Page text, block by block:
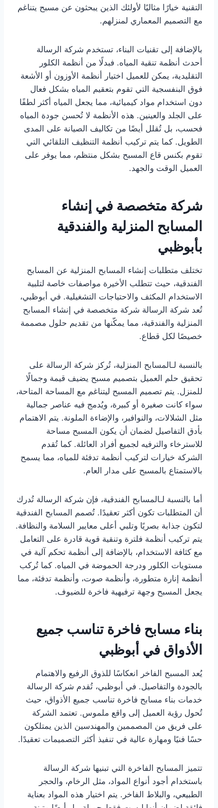
التقنية خيارًا مثاليًا لأولئك الذين يبحثون عن مسبح يتناغم
مع التصميم المعماري لمنزلهم.
بالإضافة إلى تقنيات البناء، تستخدم شركة الرسالة
أحدث أنظمة تنقية المياه. فبدلًا من أنظمة الكلور
التقليدية، يمكن للعميل اختيار أنظمة الأوزون أو الأشعة
فوق البنفسجية التي تقوم بتعقيم المياه بشكل فعال
دون استخدام مواد كيميائية، مما يجعل المياه أكثر لطفًا
على الجلد والعينين. هذه الأنظمة لا تُحسن جودة المياه
فحسب، بل تُقلل أيضًا من تكاليف الصيانة على المدى
الطويل. كما يتم تركيب أنظمة التنظيف التلقائي التي
تقوم بكنس قاع المسبح بشكل منتظم، مما يوفر على
العميل الوقت والجهد.
شركة متخصصة في إنشاء
المسابح المنزلية والفندقية
بأبوظبي
تختلف متطلبات إنشاء المسابح المنزلية عن المسابح
الفندقية، حيث تتطلب الأخيرة مواصفات خاصة لتلبية
الاستخدام المكثف والاحتياجات التشغيلية. في أبوظبي،
تُعد شركة الرسالة شركة متخصصة في إنشاء المسابح
المنزلية والفندقية، مما يمكّنها من تقديم حلول مصممة
خصيصًا لكل قطاع.
بالنسبة لـالمسابح المنزلية، تُركز شركة الرسالة على
تحقيق حلم العميل بتصميم مسبح يضيف قيمة وجمالًا
للمنزل. يتم تصميم المسبح ليتناغم مع المساحة المتاحة،
سواء كانت صغيرة أو كبيرة، ويُدمج فيه عناصر جمالية
مثل الشلالات، والنوافير، والإضاءة الملونة. يتم الاهتمام
بأدق التفاصيل لضمان أن يكون المسبح مساحة
للاسترخاء والترفيه لجميع أفراد العائلة. كما تُقدم
الشركة خيارات لتركيب أنظمة تدفئة للمياه، مما يسمح
بالاستمتاع بالمسبح على مدار العام.
أما بالنسبة لـالمسابح الفندقية، فإن شركة الرسالة تُدرك
أن المتطلبات تكون أكثر تعقيدًا. تُصمم المسابح الفندقية
لتكون جذابة بصريًا وتلبي أعلى معايير السلامة والنظافة.
يتم تركيب أنظمة فلترة وتنقية قوية قادرة على التعامل
مع كثافة الاستخدام، بالإضافة إلى أنظمة تحكم آلية في
مستويات الكلور ودرجة الحموضة في المياه. كما تُركب
أنظمة إنارة متطورة، وأنظمة صوت، وأنظمة تدفئة، مما
يجعل المسبح وجهة ترفيهية فاخرة للضيوف.
بناء مسابح فاخرة تناسب جميع
الأذواق في أبوظبي
يُعد المسبح الفاخر انعكاسًا للذوق الرفيع والاهتمام
بالجودة والتفاصيل. في أبوظبي، تُقدم شركة الرسالة
خدمات بناء مسابح فاخرة تناسب جميع الأذواق، حيث
تُحول رؤية العميل إلى واقع ملموس. تعتمد الشركة
على فريق من المصممين والمهندسين الذين يمتلكون
حسًا فنيًا ومهارة عالية في تنفيذ أكثر التصميمات تعقيدًا.
تتميز المسابح الفاخرة التي تبنيها شركة الرسالة
باستخدام أجود أنواع المواد، مثل الرخام، والحجر
الطبيعي، والبلاط الفاخر. يتم اختيار هذه المواد بعناية